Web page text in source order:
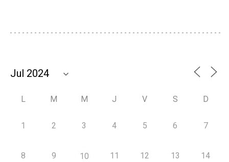
L M M J V S D
1 2 3 4 5 6 7
8 9 10 11 12 13 14